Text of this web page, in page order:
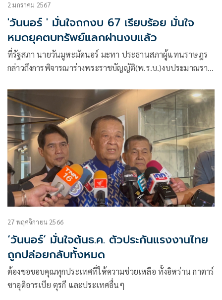
2 มกราคม 2567
'วันนอร์ ' มั่นใจถกงบ 67 เรียบร้อย มั่นใจ
หมดยุคตบทรัพย์แลกผ่านงบแล้ว
ที่รัฐสภา นายวันมูหะมัดนอร์ มะทา ประธานสภาผู้แทนราษฎร
กล่าวถึงการพิจารณาร่างพระราชบัญญัติ(พ.ร.บ.)งบประมาณราย
27 พฤศจิกายน 2566
‘วันนอร์’ มั่นใจต้นธ.ค. ตัวประกันแรงงานไทย
ถูกปล่อยกลับทั้งหมด
ต้องขอขอบคุณทุกประเทศที่ให้ความช่วยเหลือ ทั้งอิหร่าน กาตาร์
ซาอุดิอารเบีย ตุรกี และประเทศอื่นๆ